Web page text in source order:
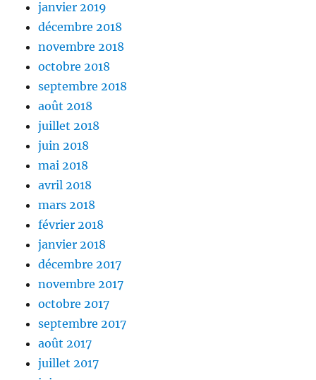
janvier 2019
décembre 2018
novembre 2018
octobre 2018
septembre 2018
août 2018
juillet 2018
juin 2018
mai 2018
avril 2018
mars 2018
février 2018
janvier 2018
décembre 2017
novembre 2017
octobre 2017
septembre 2017
août 2017
juillet 2017